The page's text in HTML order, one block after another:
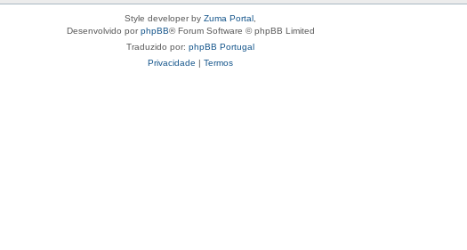
Style developer by Zuma Portal
Desenvolvido porphpBB® Forum Software © phpBB Limited
Traduzido por: phpBB Portugal
Privacidade | Termos